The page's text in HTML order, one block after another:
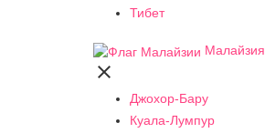
Тибет
Малайзия

Джохор-Бару
Куала-Лумпур